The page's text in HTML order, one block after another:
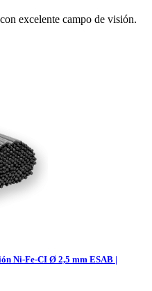
excelente campo de visión.
Ni-Fe-CI Ø 2,5 mm ESAB |